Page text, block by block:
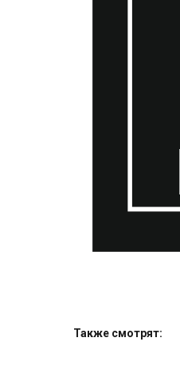
Также смотрят: